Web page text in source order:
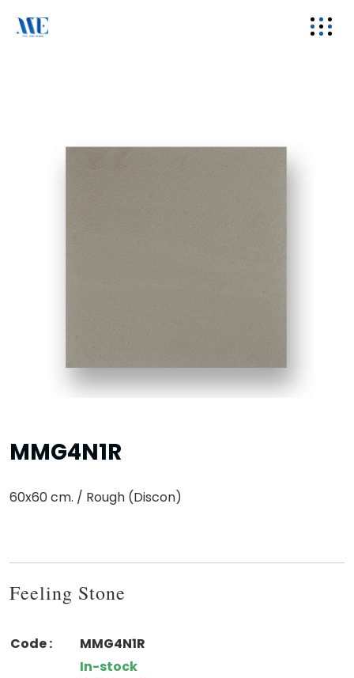
MMG4N1R
60x60 cm. / Rough (Discon)
Feeling Stone
Code : MMG4N1R
In-stock